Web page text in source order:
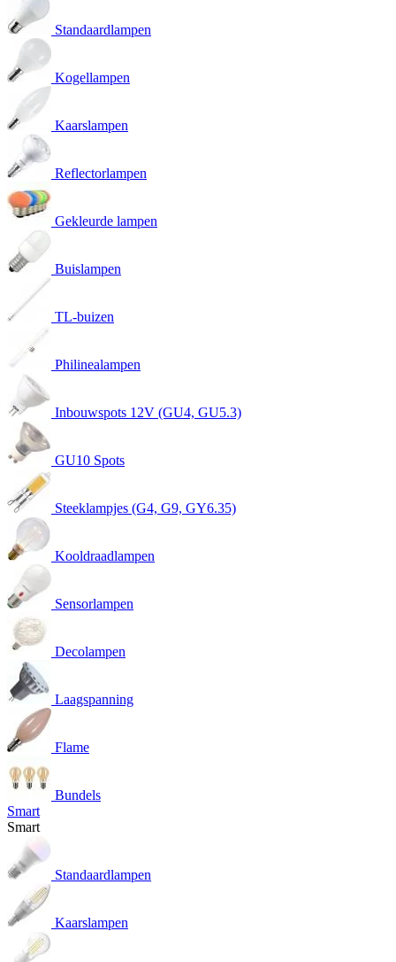
Standaardlampen
Kogellampen
Kaarslampen
Reflectorlampen
Gekleurde lampen
Buislampen
TL-buizen
Philinealampen
Inbouwspots 12V (GU4, GU5.3)
GU10 Spots
Steeklampjes (G4, G9, GY6.35)
Kooldraadlampen
Sensorlampen
Decolampen
Laagspanning
Flame
Bundels
Smart
Smart
Standaardlampen
Kaarslampen